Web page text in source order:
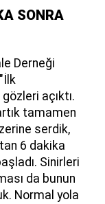
SONRA
Derneği
açıktı.
tamamen
serdik,
6 dakika
Sinirleri
da bunun
Normal yola